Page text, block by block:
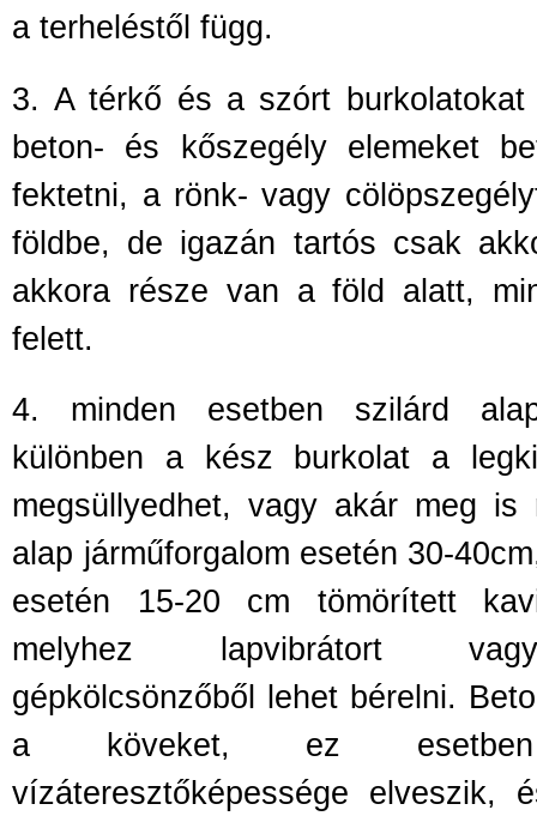
a terheléstől függ.
3. A térkő és a szórt
beton- és kőszegély elemeket
fektetni, a rönk- vagy
földbe, de igazán tartós csak
akkora része van a föld alatt,
felett.
4.
minden esetben szilárd
különben a kész burkolat a
megsüllyedhet, vagy akár meg is
alap járműforgalom esetén 30-
esetén 15-20 cm tömörített
melyhez lapvibrátort
gépkölcsönzőből lehet bérelni.
a köveket, ez
vízáteresztőképessége elveszik,